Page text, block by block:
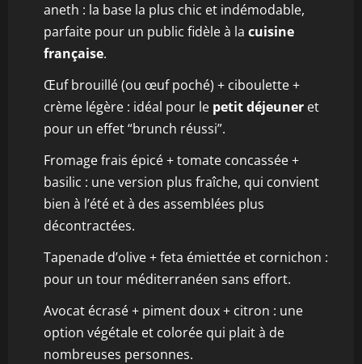
aneth : la base la plus chic et indémodable,
parfaite pour un public fidèle à la cuisine
française.
Œuf brouillé (ou œuf poché) + ciboulette +
crème légère : idéal pour le petit déjeuner et
pour un effet “brunch réussi”.
Fromage frais épicé + tomate concassée +
basilic : une version plus fraîche, qui convient
bien à l’été et à des assemblées plus
décontractées.
Tapenade d’olive + feta émiettée et cornichon :
pour un tour méditerranéen sans effort.
Avocat écrasé + piment doux + citron : une
option végétale et colorée qui plait à de
nombreuses personnes.